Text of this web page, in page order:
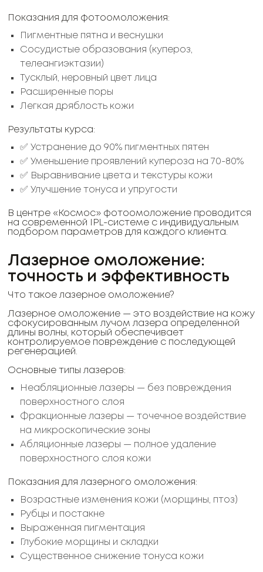
Показания для фотоомоложения:
Пигментные пятна и веснушки
Сосудистые образования (купероз,
телеангиэктазии)
Тусклый, неровный цвет лица
Расширенные поры
Легкая дряблость кожи
Результаты курса:
✅ Устранение до 90% пигментных пятен
✅ Уменьшение проявлений купероза на 70-80%
✅ Выравнивание цвета и текстуры кожи
✅ Улучшение тонуса и упругости
В центре «Космос» фотоомоложение проводится
на современной IPL-системе с индивидуальным
подбором параметров для каждого клиента.
Лазерное омоложение:
точность и эффективность
Что такое лазерное омоложение?
Лазерное омоложение — это воздействие на кожу
сфокусированным лучом лазера определенной
длины волны, который обеспечивает
контролируемое повреждение с последующей
регенерацией.
Основные типы лазеров:
Неабляционные лазеры — без повреждения
поверхностного слоя
Фракционные лазеры — точечное воздействие
на микроскопические зоны
Абляционные лазеры — полное удаление
поверхностного слоя кожи
Показания для лазерного омоложения:
Возрастные изменения кожи (морщины, птоз)
Рубцы и постакне
Выраженная пигментация
Глубокие морщины и складки
Существенное снижение тонуса кожи